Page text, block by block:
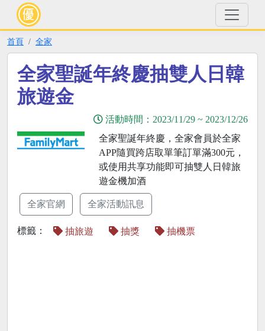
首頁 全家
全家聖誕年終慶抽雙人日韓
旅遊金
活動時間： 2023/11/29 ~ 2023/12/26
全家聖誕年終慶，全家會員於全家
APP隨買跨店取單筆訂單滿300元，
或使用共享功能即可抽雙人日韓旅
遊金機加酒
全家官網 全家活動訊息
標籤： 抽旅遊 抽獎 抽機票